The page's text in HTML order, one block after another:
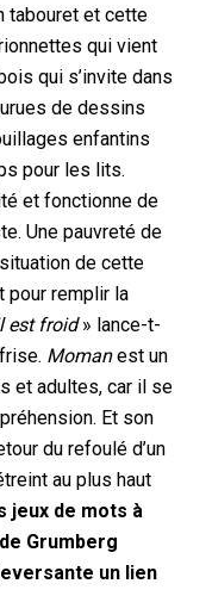
tabouret et cette
qui vient
qui s’invite dans
de dessins
enfantins
pour les lits.
et fonctionne de
Une pauvreté de
de cette
pour remplir la
est froid» lance-t-
Momanest un
et adultes, car il se
Et son
du refoulé d’un
au plus haut
jeux de mots à
Grumberg
un lien